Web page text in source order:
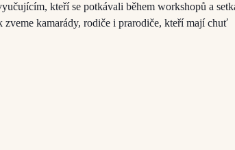
kteří se potkávali během workshopů a
zveme kamarády, rodiče i prarodiče, kteří mají chuť